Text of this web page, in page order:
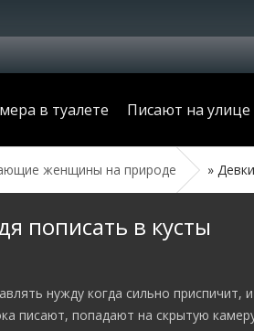
в туалете Писают на улице
женщины на природе »
пописать в кусты
нужду когда сильно приспичит,
писают, попадают на скрытую